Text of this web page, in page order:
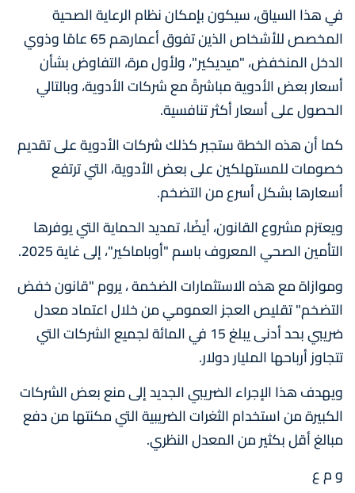
في هذا السياق، سيكون بإمكان نظام الرعاية الصحية
المخصص للأشخاص الذين تفوق أعمارهم 65 عامًا وذوي
الدخل المنخفض، "ميديكير"، ولأول مرة، التفاوض بشأن
أسعار بعض الأدوية مباشرةً مع شركات الأدوية، وبالتالي
الحصول على أسعار أكثر تنافسية.
كما أن هذه الخطة ستجبر كذلك شركات الأدوية على تقديم
خصومات للمستهلكين على بعض الأدوية، التي ترتفع
أسعارها بشكل أسرع من التضخم.
ويعتزم مشروع القانون، أيضًا، تمديد الحماية التي يوفرها
التأمين الصحي المعروف باسم "أوباماكير"، إلى غاية 2025.
وموازاة مع هذه الاستثمارات الضخمة ، يروم "قانون خفض
التضخم" تقليص العجز العمومي من خلال اعتماد معدل
ضريبي بحد أدنى يبلغ 15 في المائة لجميع الشركات التي
تتجاوز أرباحها المليار دولار.
ويهدف هذا الإجراء الضريبي الجديد إلى منع بعض الشركات
الكبيرة من استخدام الثغرات الضريبية التي مكنتها من دفع
مبالغ أقل بكثير من المعدل النظري.
و م ع